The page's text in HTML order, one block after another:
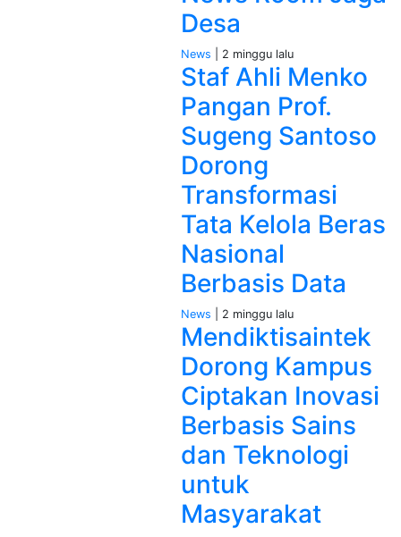
Desa
News | 2 minggu lalu
Staf Ahli Menko
Pangan Prof.
Sugeng Santoso
Dorong
Transformasi
Tata Kelola Beras
Nasional
Berbasis Data
News | 2 minggu lalu
Mendiktisaintek
Dorong Kampus
Ciptakan Inovasi
Berbasis Sains
dan Teknologi
untuk
Masyarakat